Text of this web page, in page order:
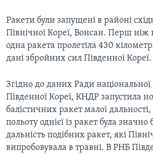
Ракети були запущені в районі
Північної Кореї, Вонсан. Перш ніж
одна ракета пролетіла 430
дані збройних сил Південної Кореї.
Згідно до даних Ради
Південної Кореї, КНДР запустила
балістичних ракет малої
польоту однієї із ракет була
дальність подібних ракет, які
випробовувала в травні. В РНБ